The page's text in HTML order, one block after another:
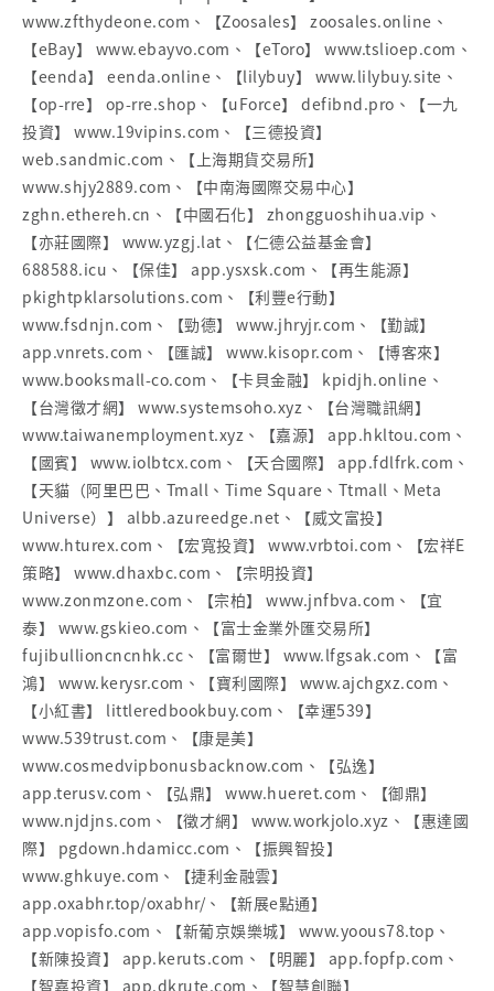
www.zfthydeone.com、【Zoosales】 zoosales.online、
【eBay】 www.ebayvo.com、【eToro】 www.tslioep.com、
【eenda】 eenda.online、【lilybuy】 www.lilybuy.site、
【op-rre】 op-rre.shop、【uForce】 defibnd.pro、【一九
投資】 www.19vipins.com、【三德投資】
web.sandmic.com、【上海期貨交易所】
www.shjy2889.com、【中南海國際交易中心】
zghn.ethereh.cn、【中國石化】 zhongguoshihua.vip、
【亦莊國際】 www.yzgj.lat、【仁德公益基金會】
688588.icu、【保佳】 app.ysxsk.com、【再生能源】
pkightpklarsolutions.com、【利豐e行動】
www.fsdnjn.com、【勁德】 www.jhryjr.com、【勤誠】
app.vnrets.com、【匯誠】 www.kisopr.com、【博客來】
www.booksmall-co.com、【卡貝金融】 kpidjh.online、
【台灣徵才網】 www.systemsoho.xyz、【台灣職訊網】
www.taiwanemployment.xyz、【嘉源】 app.hkltou.com、
【國賓】 www.iolbtcx.com、【天合國際】 app.fdlfrk.com、
【天貓（阿里巴巴、Tmall、Time Square、Ttmall、Meta
Universe）】 albb.azureedge.net、【威文富投】
www.hturex.com、【宏寬投資】 www.vrbtoi.com、【宏祥E
策略】 www.dhaxbc.com、【宗明投資】
www.zonmzone.com、【宗柏】 www.jnfbva.com、【宜
泰】 www.gskieo.com、【富士金業外匯交易所】
fujibullioncncnhk.cc、【富爾世】 www.lfgsak.com、【富
鴻】 www.kerysr.com、【寶利國際】 www.ajchgxz.com、
【小紅書】 littleredbookbuy.com、【幸運539】
www.539trust.com、【康是美】
www.cosmedvipbonusbacknow.com、【弘逸】
app.terusv.com、【弘鼎】 www.hueret.com、【御鼎】
www.njdjns.com、【徵才網】 www.workjolo.xyz、【惠達國
際】 pgdown.hdamicc.com、【振興智投】
www.ghkuye.com、【捷利金融雲】
app.oxabhr.top/oxabhr/、【新展e點通】
app.vopisfo.com、【新葡京娛樂城】 www.yoous78.top、
【新陳投資】 app.keruts.com、【明麗】 app.fopfp.com、
【智嘉投資】 app.dkrute.com、【智慧創聯】